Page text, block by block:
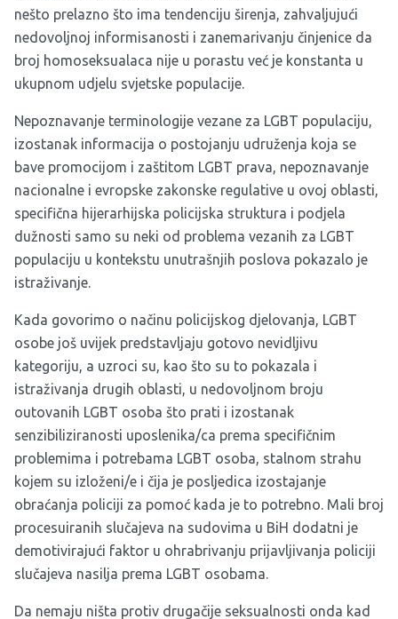
nešto prelazno što ima tendenciju širenja, zahvaljujući
nedovoljnoj informisanosti i zanemarivanju činjenice da
broj homoseksualaca nije u porastu već je konstanta u
ukupnom udjelu svjetske populacije.
Nepoznavanje terminologije vezane za LGBT populaciju,
izostanak informacija o postojanju udruženja koja se
bave promocijom i zaštitom LGBT prava, nepoznavanje
nacionalne i evropske zakonske regulative u ovoj oblasti,
specifična hijerarhijska policijska struktura i podjela
dužnosti samo su neki od problema vezanih za LGBT
populaciju u kontekstu unutrašnjih poslova pokazalo je
istraživanje.
Kada govorimo o načinu policijskog djelovanja, LGBT
osobe još uvijek predstavljaju gotovo nevidljivu
kategoriju, a uzroci su, kao što su to pokazala i
istraživanja drugih oblasti, u nedovoljnom broju
outovanih LGBT osoba što prati i izostanak
senzibiliziranosti uposlenika/ca prema specifičnim
problemima i potrebama LGBT osoba, stalnom strahu
kojem su izloženi/e i čija je posljedica izostajanje
obraćanja policiji za pomoć kada je to potrebno. Mali broj
procesuiranih slučajeva na sudovima u BiH dodatni je
demotivirajući faktor u ohrabrivanju prijavljivanja policiji
slučajeva nasilja prema LGBT osobama.
Da nemaju ništa protiv drugačije seksualnosti onda kad